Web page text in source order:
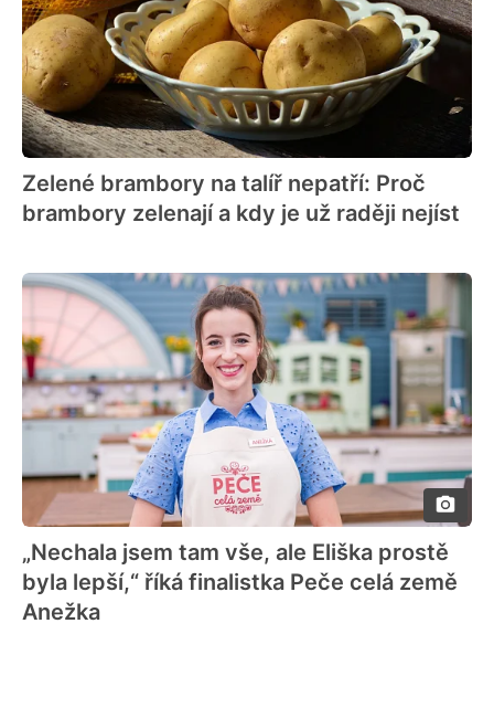
Zelené brambory na talíř nepatří: Proč
brambory zelenají a kdy je už raději nejíst
„Nechala jsem tam vše, ale Eliška prostě
byla lepší,“ říká finalistka Peče celá země
Anežka